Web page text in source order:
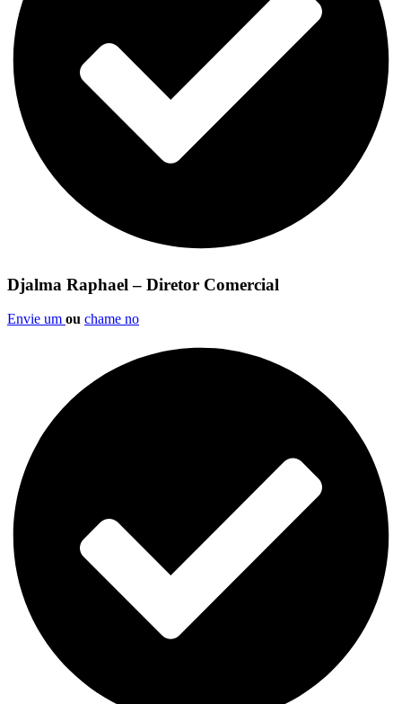
Djalma Raphael – Diretor Comercial
Envie um ou chame no